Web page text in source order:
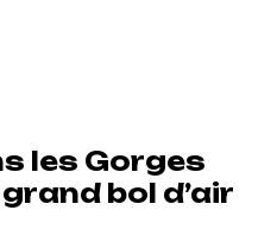
les Gorges
bol d’air